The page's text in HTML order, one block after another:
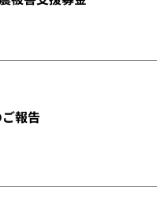
報告